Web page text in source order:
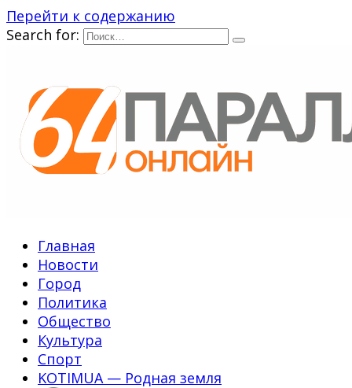
Перейти к содержанию
Search for:
Главная
Новости
Город
Политика
Общество
Культура
Спорт
KOTIMUA — Родная земля